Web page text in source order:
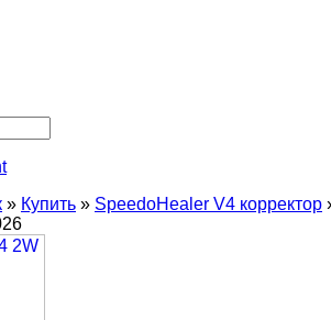
» Купить » SpeedoHealer V4 корректор